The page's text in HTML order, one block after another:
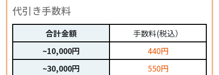
代引き手数料
合計金額
~10,000円
~30,000円
手数料(税込）
440円
550円